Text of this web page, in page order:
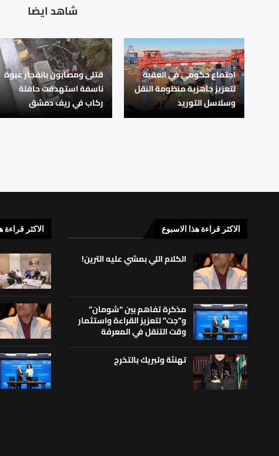
شاهد ايضا
قتلى ومصابون بانفجار عبوة
ناسفة استهدفت حافلة
ركاب في ريف دمشق
اجتماع حكومي في العقبة
لتعزيز جاهزية منظومة النقل
وسلاسل التوريد
الاكثر قراءة هذا الاسبوع
الكلام اللي بمشي عليه الترين!
مذكرة تفاهم بين “شومان”
و”جت” لتعزيز القراءة واستثمار
وقت التنقل في المعرفة
تهنئة وتبريك بالتخرج
الاكثر قراءة